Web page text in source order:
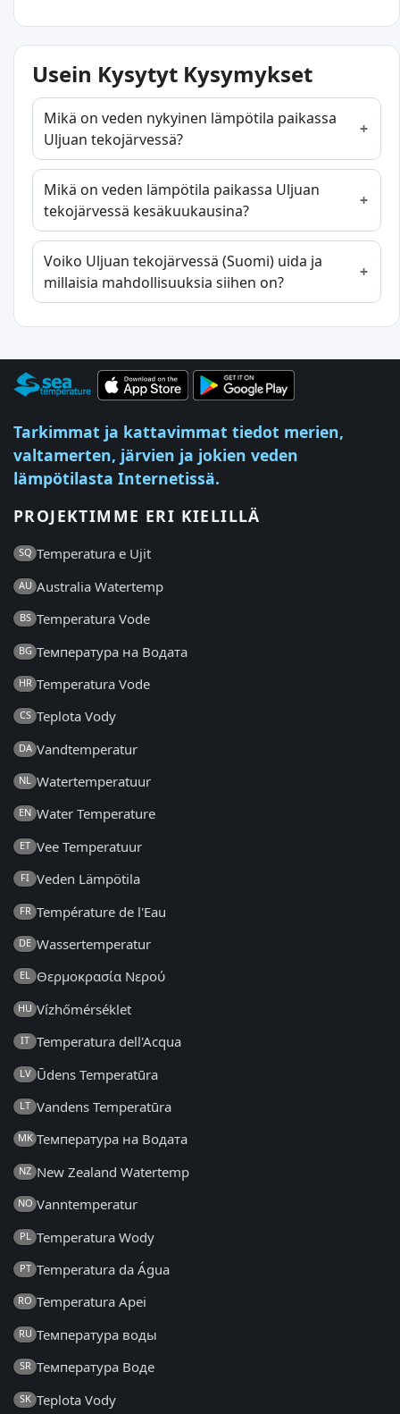
Usein Kysytyt Kysymykset
Mikä on veden nykyinen lämpötila paikassa
Uljuan tekojärvessä?
Mikä on veden lämpötila paikassa Uljuan
tekojärvessä kesäkuukausina?
Voiko Uljuan tekojärvessä (Suomi) uida ja
millaisia mahdollisuuksia siihen on?
Tarkimmat ja kattavimmat tiedot merien,
valtamerten, järvien ja jokien veden
lämpötilasta Internetissä.
PROJEKTIMME ERI KIELILLÄ
SQ Temperatura e Ujit
AU Australia Watertemp
BS Temperatura Vode
BG Температура на Водата
HR Temperatura Vode
CS Teplota Vody
DA Vandtemperatur
NL Watertemperatuur
EN Water Temperature
ET Vee Temperatuur
FI Veden Lämpötila
FR Température de l'Eau
DE Wassertemperatur
EL Θερμοκρασία Νερού
HU Vízhőmérséklet
IT Temperatura dell'Acqua
LV Ūdens Temperatūra
LT Vandens Temperatūra
MK Температура на Водата
NZ New Zealand Watertemp
NO Vanntemperatur
PL Temperatura Wody
PT Temperatura da Água
RO Temperatura Apei
RU Температура воды
SR Температура Воде
SK Teplota Vody